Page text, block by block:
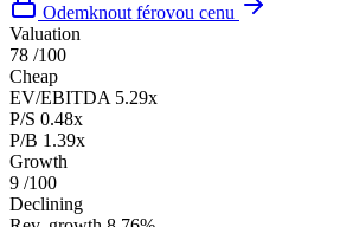
Odemknout férovou cenu
Valuation
78 /100
Cheap
EV/EBITDA 5.29x
P/S 0.48x
P/B 1.39x
Growth
9 /100
Declining